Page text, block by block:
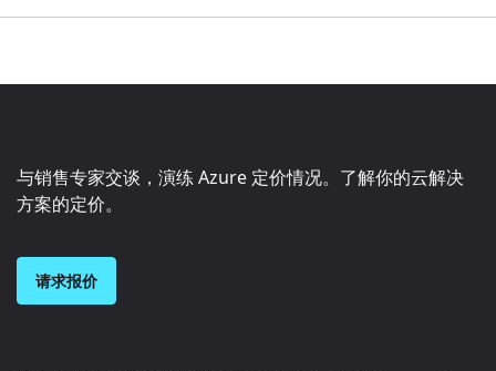
与销售专家交谈，演练 Azure 定价情况。了解你的云解决
方案的定价。
请求报价